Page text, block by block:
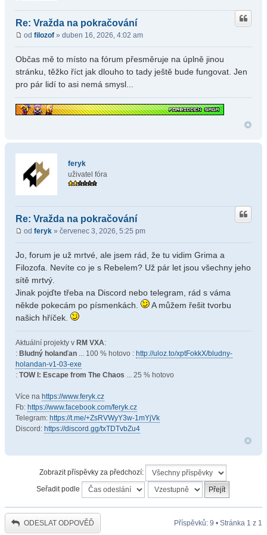
- menší úprava mapy
- přidána možnost se dostat do GO mapy
- upraveny animace hrnce vaření na sporáku
4.3.26
- opravena chyba při braní jablek a brambor
- přidána možnost počtu kusů na sekání
- upraven HUD
5.3.26
- přidán script na boj za pomocí event x a y
- upraven souboj pes a motýl
- koušou i kytky
- upraveno trhání muchomůrky
- bacha na růže
- upraveno jezení dortu
- bacha na jointa kouření zabijí i alkohol
Re: Vražda na pokračování
od filozof » duben 16, 2026, 4:02 am
Občas mě to místo na fórum přesměruje na úplně jinou
stránku, těžko říct jak dlouho to tady ještě bude fungovat. Jen
pro pár lidí to asi nemá smysl...
feryk
uživatel fóra
Re: Vražda na pokračování
od feryk » červenec 3, 2026, 5:25 pm
Jo, forum je už mrtvé, ale jsem rád, že tu vidim Grima a
Filozofa. Nevíte co je s Rebelem? Už pár let jsou všechny jeho
sítě mrtvý.
Jinak pojďte třeba na Discord nebo telegram, rád s váma
někde pokecám po písmenkách.
A můžem řešit tvorbu
našich hříček.
Aktuální projekty v RM VXA:
: Bludný holanďan ... 100 % hotovo : http://uloz.to/xptFokkX/bludny-
holandan-v1-03-exe
: TOW I: Escape from The Chaos ... 25 % hotovo
Více na https://www.feryk.cz
Fb: https://www.facebook.com/feryk.cz
Telegram: https://t.me/+ZsRVWyY3w-1mYjVk
Discord: https://discord.gg/txTDTvbZu4
Zobrazit příspěvky za předchozí:
Seřadit podle
ODESLAT ODPOVĚĎ Příspěvků: 9 • Stránka 1 z 1